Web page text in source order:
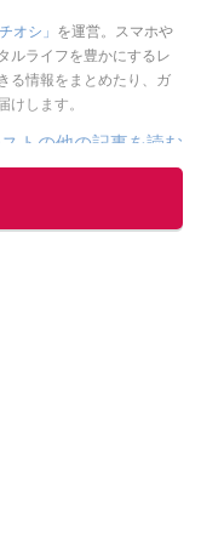
オシ」 を運営。スマホや
ルライフを豊かにするレ
る情報をまとめたり、ガ
けします。
トの他の記事を読む